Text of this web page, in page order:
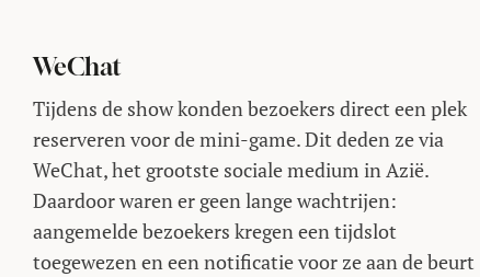
WeChat
Tijdens de show konden bezoekers direct een plek
reserveren voor de mini-game. Dit deden ze via
WeChat, het grootste sociale medium in Azië.
Daardoor waren er geen lange wachtrijen:
aangemelde bezoekers kregen een tijdslot
toegewezen en een notificatie voor ze aan de beurt